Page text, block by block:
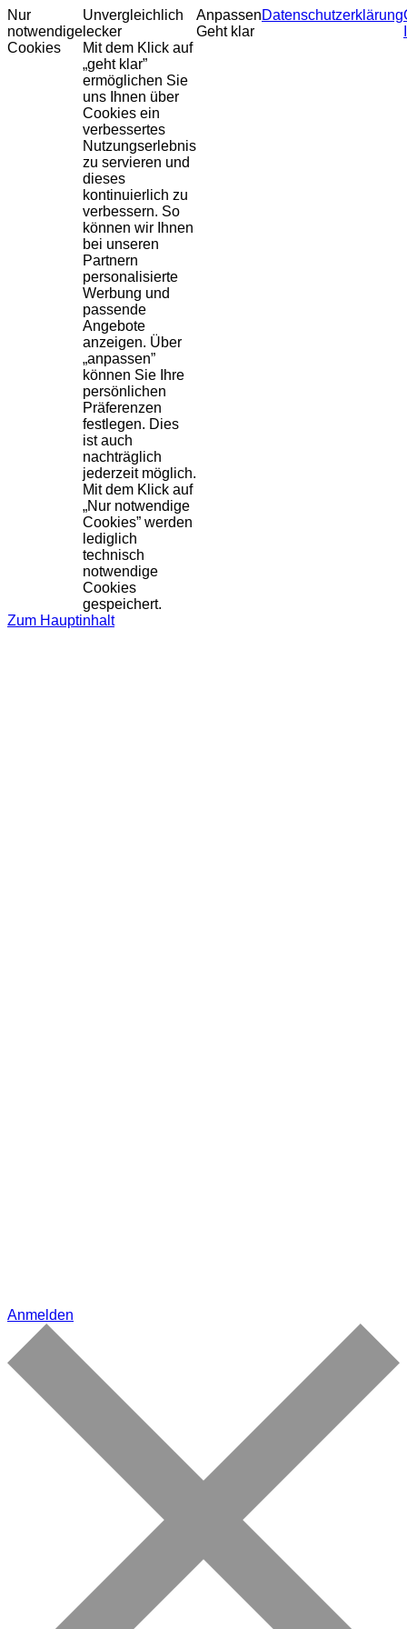
Nur
notwendige
Cookies
Unvergleichlich
lecker
Mit dem Klick auf
„geht klar”
ermöglichen Sie
uns Ihnen über
Cookies ein
verbessertes
Nutzungserlebnis
zu servieren und
dieses
kontinuierlich zu
verbessern. So
können wir Ihnen
bei unseren
Partnern
personalisierte
Werbung und
passende
Angebote
anzeigen. Über
„anpassen”
können Sie Ihre
persönlichen
Präferenzen
festlegen. Dies
ist auch
nachträglich
jederzeit möglich.
Mit dem Klick auf
„Nur notwendige
Cookies” werden
lediglich
technisch
notwendige
Cookies
gespeichert.
Anpassen
Geht klar
Datenschutzerklärung
Zum Hauptinhalt
Anmelden